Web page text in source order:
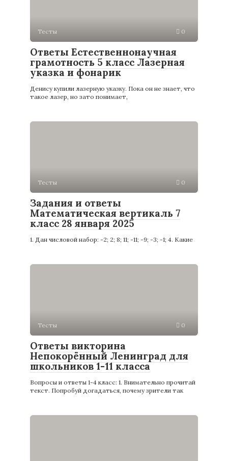
Тесты 0
Ответы Естественнонаучная
грамотность 5 класс Лазерная
указка и фонарик
Денису купили лазерную указку. Пока он не знает, что
такое лазер, но зато понимает,
Тесты 0
Задания и ответы
Математическая вертикаль 7
класс 28 января 2025
1. Дан числовой набор: -2; 2; 8; 11; -11; -9; -3; -1; 4. Какие
Тесты 0
Ответы викторина
Непокорённый Ленинград для
школьников 1-11 класса
Вопросы и ответы 1-4 класс: 1. Внимательно прочитай
текст. Попробуй догадаться, почему зрители так